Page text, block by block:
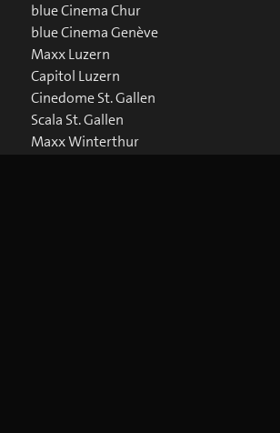
blue Cinema Chur
blue Cinema Genève
Maxx Luzern
Capitol Luzern
Cinedome St. Gallen
Scala St. Gallen
Maxx Winterthur